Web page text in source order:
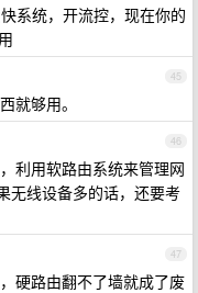
系统，开流控，现在你的
45
就够用。
46
利用软路由系统来管理网
无线设备多的话，还要考
47
硬路由翻不了墙就成了废